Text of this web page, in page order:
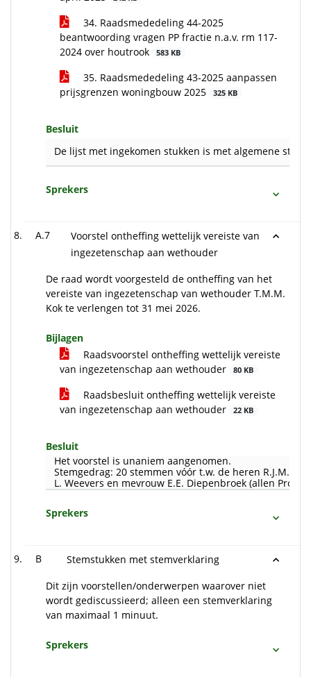
34. Raadsmededeling 44-2025
beantwoording vragen PP fractie n.a.v. rm 117-
2024 over houtrook
583 KB
35. Raadsmededeling 43-2025 aanpassen
prijsgrenzen woningbouw 2025
325 KB
Besluit
De lijst met ingekomen stukken is met algemene
Sprekers
A.7
Voorstel ontheffing wettelijk vereiste van
ingezetenschap aan wethouder
De raad wordt voorgesteld de ontheffing van het
vereiste van ingezetenschap van wethouder T.M.M.
Kok te verlengen tot 31 mei 2026.
Bijlagen
Raadsvoorstel ontheffing wettelijk vereiste
van ingezetenschap aan wethouder
80 KB
Raadsbesluit ontheffing wettelijk vereiste
van ingezetenschap aan wethouder
22 KB
Besluit
Het voorstel is unaniem aangenomen.
Stemgedrag: 20 stemmen vóór t.w. de heren R.J.M.
L. Weevers en mevrouw E.E. Diepenbroek (allen
Sprekers
B
Stemstukken met stemverklaring
Dit zijn voorstellen/onderwerpen waarover niet
wordt gediscussieerd; alleen een stemverklaring
van maximaal 1 minuut.
Sprekers